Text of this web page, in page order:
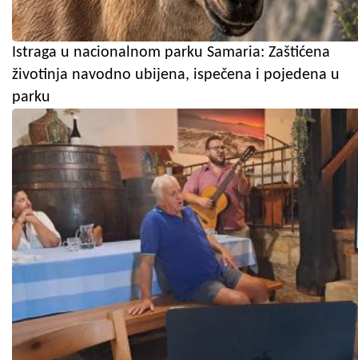
Istraga u nacionalnom parku Samaria: Zaštićena
životinja navodno ubijena, ispečena i pojedena u
parku